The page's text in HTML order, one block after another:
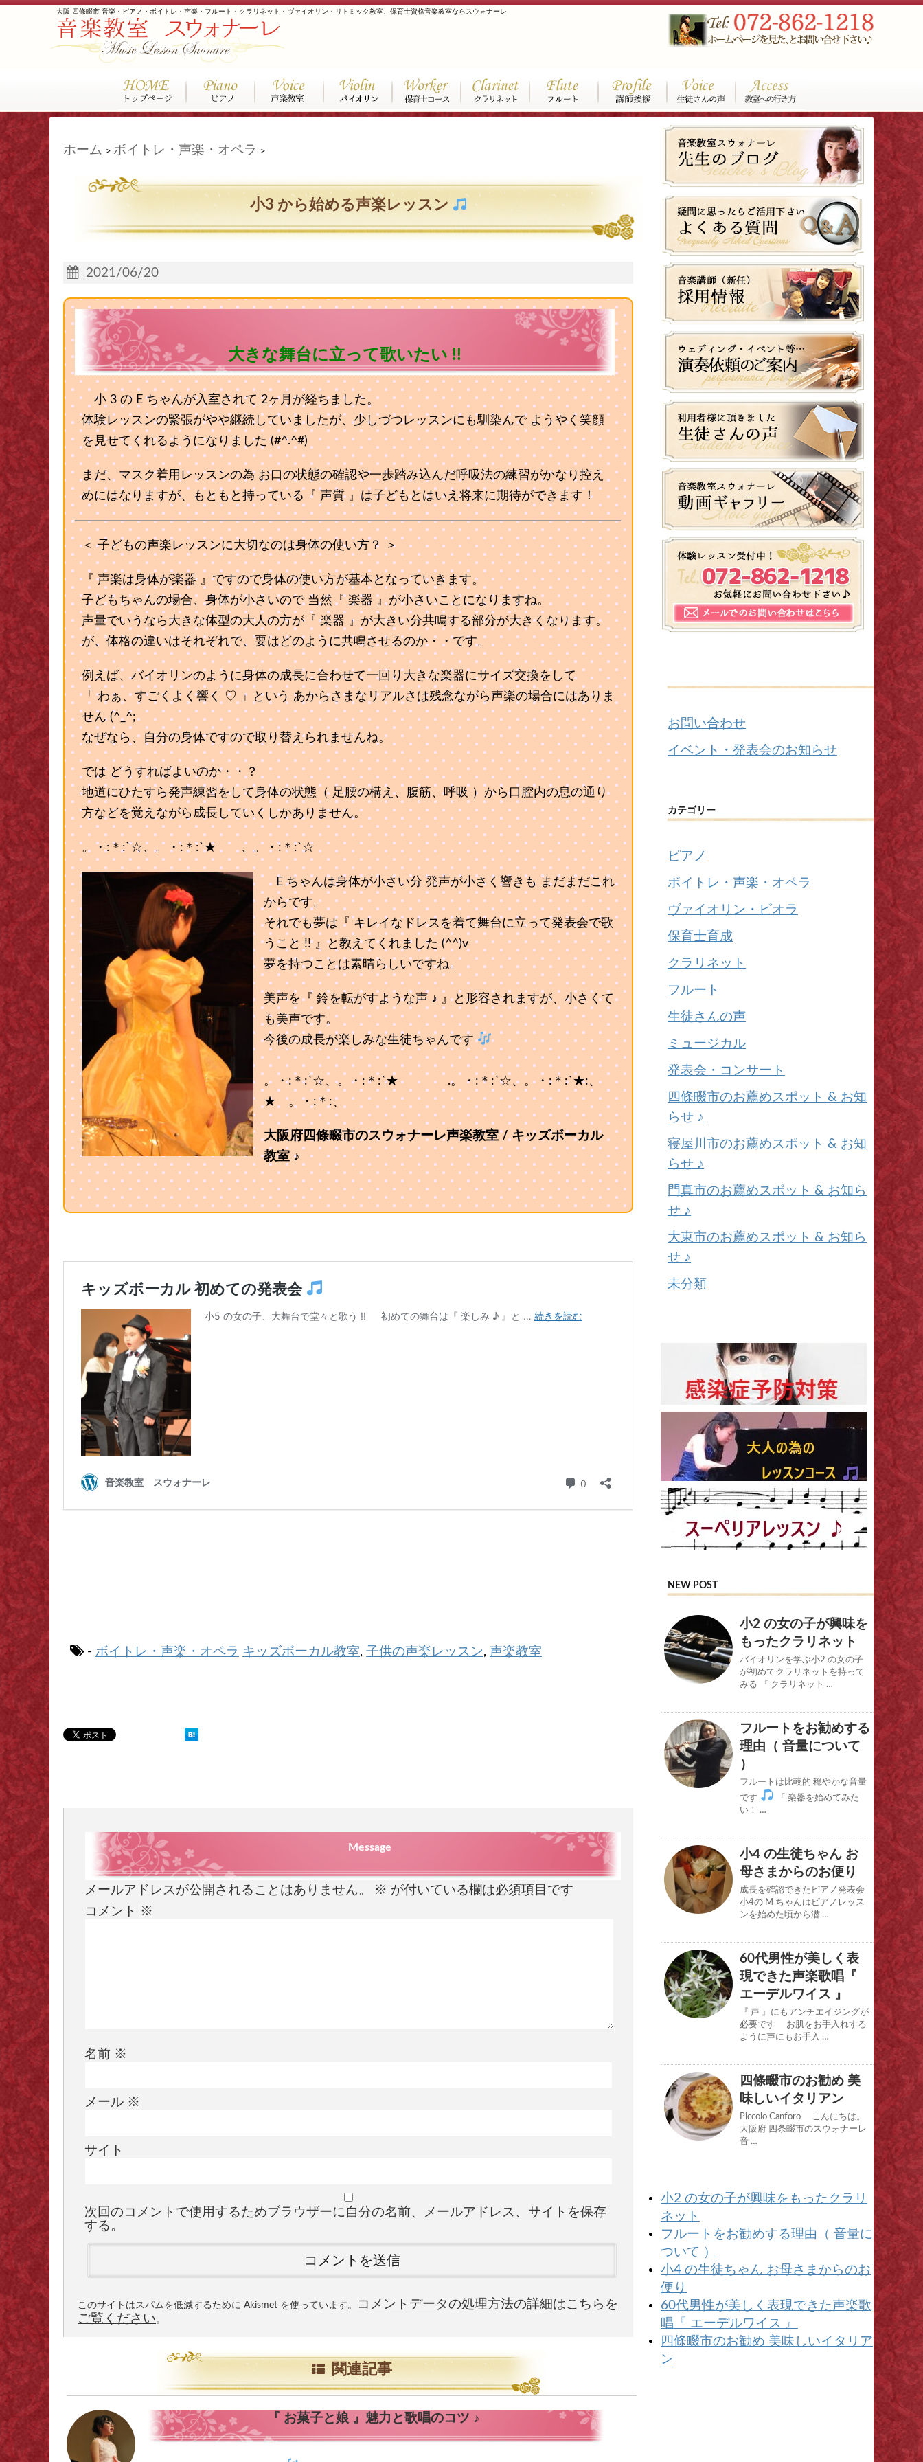
大阪 四條畷市 音楽・ピアノ・ボイトレ・声楽・フルート・クラリネット・ヴァイオリン・リトミック教室、保育士資格音楽教室ならスウォナーレ
ホーム > ボイトレ・声楽・オペラ >
小3 から始める声楽レッスン
2021/06/20
大きな舞台に立って歌いたい !!
小 3 の E ちゃんが入室されて 2ヶ月が経ちました。
体験レッスンの緊張がやや継続していましたが、少しづつレッスンにも馴染んで ようやく笑顔
を見せてくれるようになりました (#^.^#)
まだ、マスク着用レッスンの為 お口の状態の確認や一歩踏み込んだ呼吸法の練習がかなり控え
めにはなりますが、もともと持っている『 声質 』は子どもとはいえ将来に期待ができます！
＜ 子どもの声楽レッスンに大切なのは身体の使い方？ ＞
『 声楽は身体が楽器 』ですので身体の使い方が基本となっていきます。
子どもちゃんの場合、身体が小さいので 当然『 楽器 』が小さいことになりますね。
声量でいうなら大きな体型の大人の方が『 楽器 』が大きい分共鳴する部分が大きくなります。
が、体格の違いはそれぞれで、要はどのように共鳴させるのか・・です。
例えば、バイオリンのように身体の成長に合わせて一回り大きな楽器にサイズ交換をして
「 わぁ、すごくよく響く ♡ 」という あからさまなリアルさは残念ながら声楽の場合にはありま
せん (^_^;
なぜなら、自分の身体ですので取り替えられませんね。
では どうすればよいのか・・？
地道にひたすら発声練習をして身体の状態（ 足腰の構え、腹筋、呼吸 ）から口腔内の息の通り
方などを覚えながら成長していくしかありません。
。・:＊:`☆、。・:＊:`★ 、。・:＊:`☆
E ちゃんは身体が小さい分 発声が小さく響きも まだまだこれ
からです。
それでも夢は『 キレイなドレスを着て舞台に立って発表会で歌
うこと !! 』と教えてくれました (^^)v
夢を持つことは素晴らしいですね。
美声を『 鈴を転がすような声 ♪ 』と形容されますが、小さくて
も美声です。
今後の成長が楽しみな生徒ちゃんです
。・:＊:`☆、。・:＊:`★ .。・:＊:`☆、。・:＊:`★:、
★ 。・:＊:、
大阪府四條畷市のスウォナーレ声楽教室 / キッズボーカル
教室 ♪
- ボイトレ・声楽・オペラ キッズボーカル教室, 子供の声楽レッスン, 声楽教室
Message
メールアドレスが公開されることはありません。 ※ が付いている欄は必須項目です
コメント ※
名前 ※
メール ※
サイト
次回のコメントで使用するためブラウザーに自分の名前、メールアドレス、サイトを保存
する。
このサイトはスパムを低減するために Akismet を使っています。
コメントデータの処理方法の詳細はこちらを
ご覧ください。
関連記事
『 お菓子と娘 』魅力と歌唱のコツ ♪
お問い合わせ
イベント・発表会のお知らせ
カテゴリー
ピアノ
ボイトレ・声楽・オペラ
ヴァイオリン・ビオラ
保育士育成
クラリネット
フルート
生徒さんの声
ミュージカル
発表会・コンサート
四條畷市のお薦めスポット & お知
らせ ♪
寝屋川市のお薦めスポット & お知
らせ ♪
門真市のお薦めスポット & お知ら
せ ♪
大東市のお薦めスポット & お知ら
せ ♪
未分類
NEW POST
小2 の女の子が興味を
もったクラリネット
バイオリンを学ぶ小2 の女の子
が初めてクラリネットを持って
みる 『 クラリネット …
フルートをお勧めする
理由（ 音量について
）
フルートは比較的 穏やかな音量
です
「 楽器を始めてみた
い！ …
小4 の生徒ちゃん お
母さまからのお便り
成長を確認できたピアノ発表会
小4の M ちゃんはピアノレッス
ンを始めた頃から潜 …
60代男性が美しく表
現できた声楽歌唱『
エーデルワイス 』
『 声 』にもアンチエイジングが
必要です お肌をお手入れする
ように声にもお手入 …
四條畷市のお勧め 美
味しいイタリアン
Piccolo Canforo こんにちは。
大阪府 四条畷市のスウォナーレ
音 …
小2 の女の子が興味をもったクラリ
ネット
フルートをお勧めする理由（ 音量に
ついて ）
小4 の生徒ちゃん お母さまからのお
便り
60代男性が美しく表現できた声楽歌
唱『 エーデルワイス 』
四條畷市のお勧め 美味しいイタリア
ン